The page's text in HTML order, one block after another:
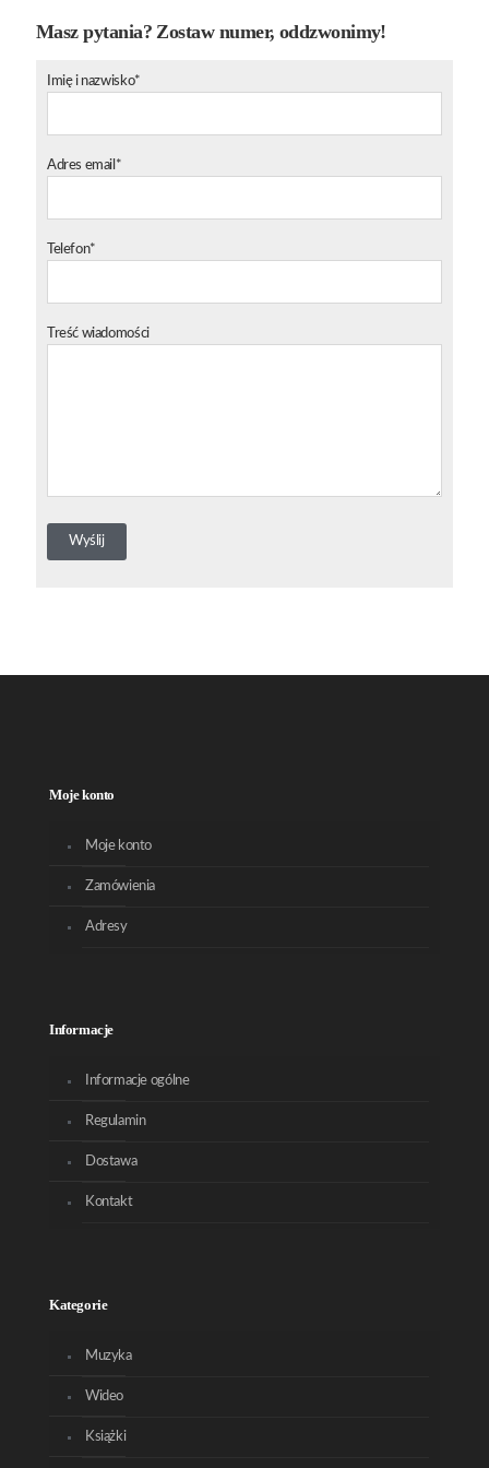
Masz pytania? Zostaw numer, oddzwonimy!
Imię i nazwisko*
Adres email*
Telefon*
Treść wiadomości
Moje konto
Moje konto
Zamówienia
Adresy
Informacje
Informacje ogólne
Regulamin
Dostawa
Kontakt
Kategorie
Muzyka
Wideo
Książki